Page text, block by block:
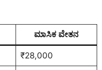
ಮಾಸಿಕ ವೇತನ
₹28,000